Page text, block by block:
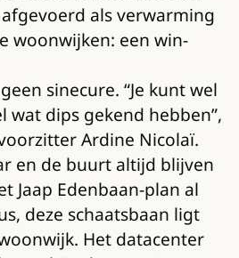
als verwarming
woonwijken: een win-
sinecure. “Je kunt wel
wat dips gekend hebben”,
Ardine Nicolaï.
en de buurt altijd blijven
Jaap Edenbaan-plan al
deze schaatsbaan ligt
Het datacenter